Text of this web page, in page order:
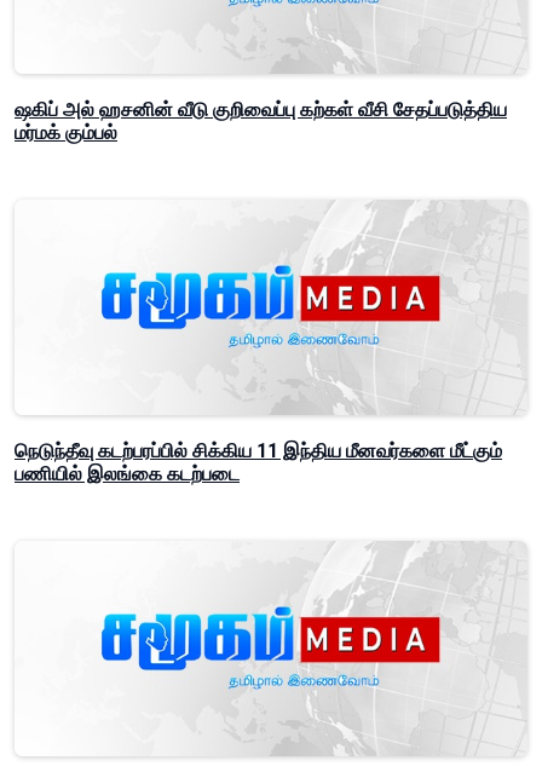
ஷகிப் அல் ஹசனின் வீடு குறிவைப்பு கற்கள் வீசி சேதப்படுத்திய
மர்மக் கும்பல்
நெடுந்தீவு கடற்பரப்பில் சிக்கிய 11 இந்திய மீனவர்களை மீட்கும்
பணியில் இலங்கை கடற்படை